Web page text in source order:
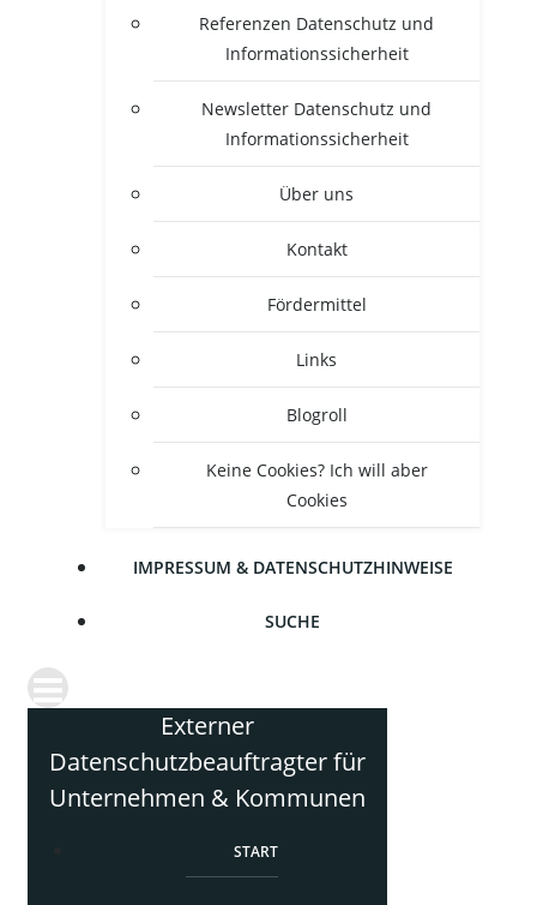
Refe­ren­zen Daten­schutz und
Informationssicherheit
News­let­ter Daten­schutz und
Informationssicherheit
Über uns
Kon­takt
För­der­mit­tel
Links
Blogroll
Kei­ne Coo­kies? Ich will aber
Cookies
IMPRES­SUM & DATENSCHUTZHINWEISE
SUCHE
Externer
Datenschutzbeauftragter für
Unternehmen & Kommunen
START